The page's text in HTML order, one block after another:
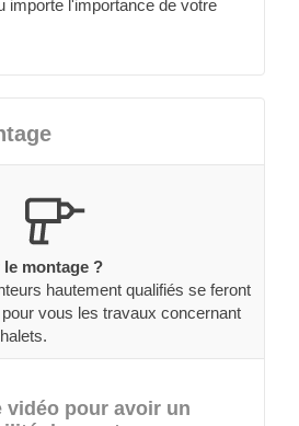
importe l'importance de votre
montage ?
hautement qualifiés se feront
vous les travaux concernant
vidéo pour avoir un